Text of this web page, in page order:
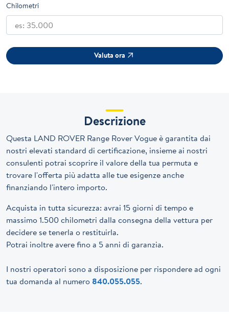
Chilometri
Valuta ora
Descrizione
Questa LAND ROVER Range Rover Vogue è garantita dai
nostri elevati standard di certificazione, insieme ai nostri
consulenti potrai scoprire il valore della tua permuta e
trovare l'offerta più adatta alle tue esigenze anche
finanziando l'intero importo.
Acquista in tutta sicurezza: avrai 15 giorni di tempo e
massimo 1.500 chilometri dalla consegna della vettura per
decidere se tenerla o restituirla.
Potrai inoltre avere fino a 5 anni di garanzia.
I nostri operatori sono a disposizione per rispondere ad ogni
tua domanda al numero 840.055.055.